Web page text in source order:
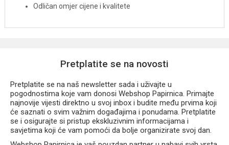
Odličan omjer cijene i kvalitete
Pretplatite se na novosti
Pretplatite se na naš newsletter sada i uživajte u
pogodnostima koje vam donosi Webshop Papirnica. Primajte
najnovije vijesti direktno u svoj inbox i budite među prvima koji
će saznati o svim važnim događajima i ponudama. Pretplatite
se i osigurajte si pristup ekskluzivnim informacijama i
savjetima koji će vam pomoći da bolje organizirate svoj dan.